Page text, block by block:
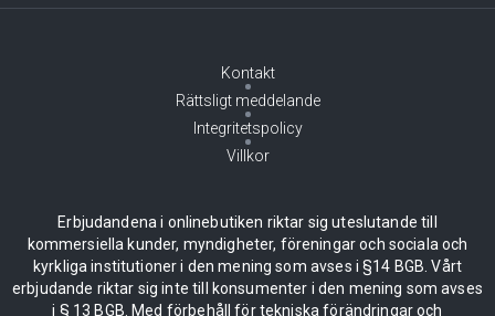
Kontakt
Rättsligt meddelande
Integritetspolicy
Villkor
Erbjudandena i onlinebutiken riktar sig uteslutande till
kommersiella kunder, myndigheter, föreningar och sociala och
kyrkliga institutioner i den mening som avses i §14 BGB. Vårt
erbjudande riktar sig inte till konsumenter i den mening som avses
i § 13 BGB. Med förbehåll för tekniska förändringar och